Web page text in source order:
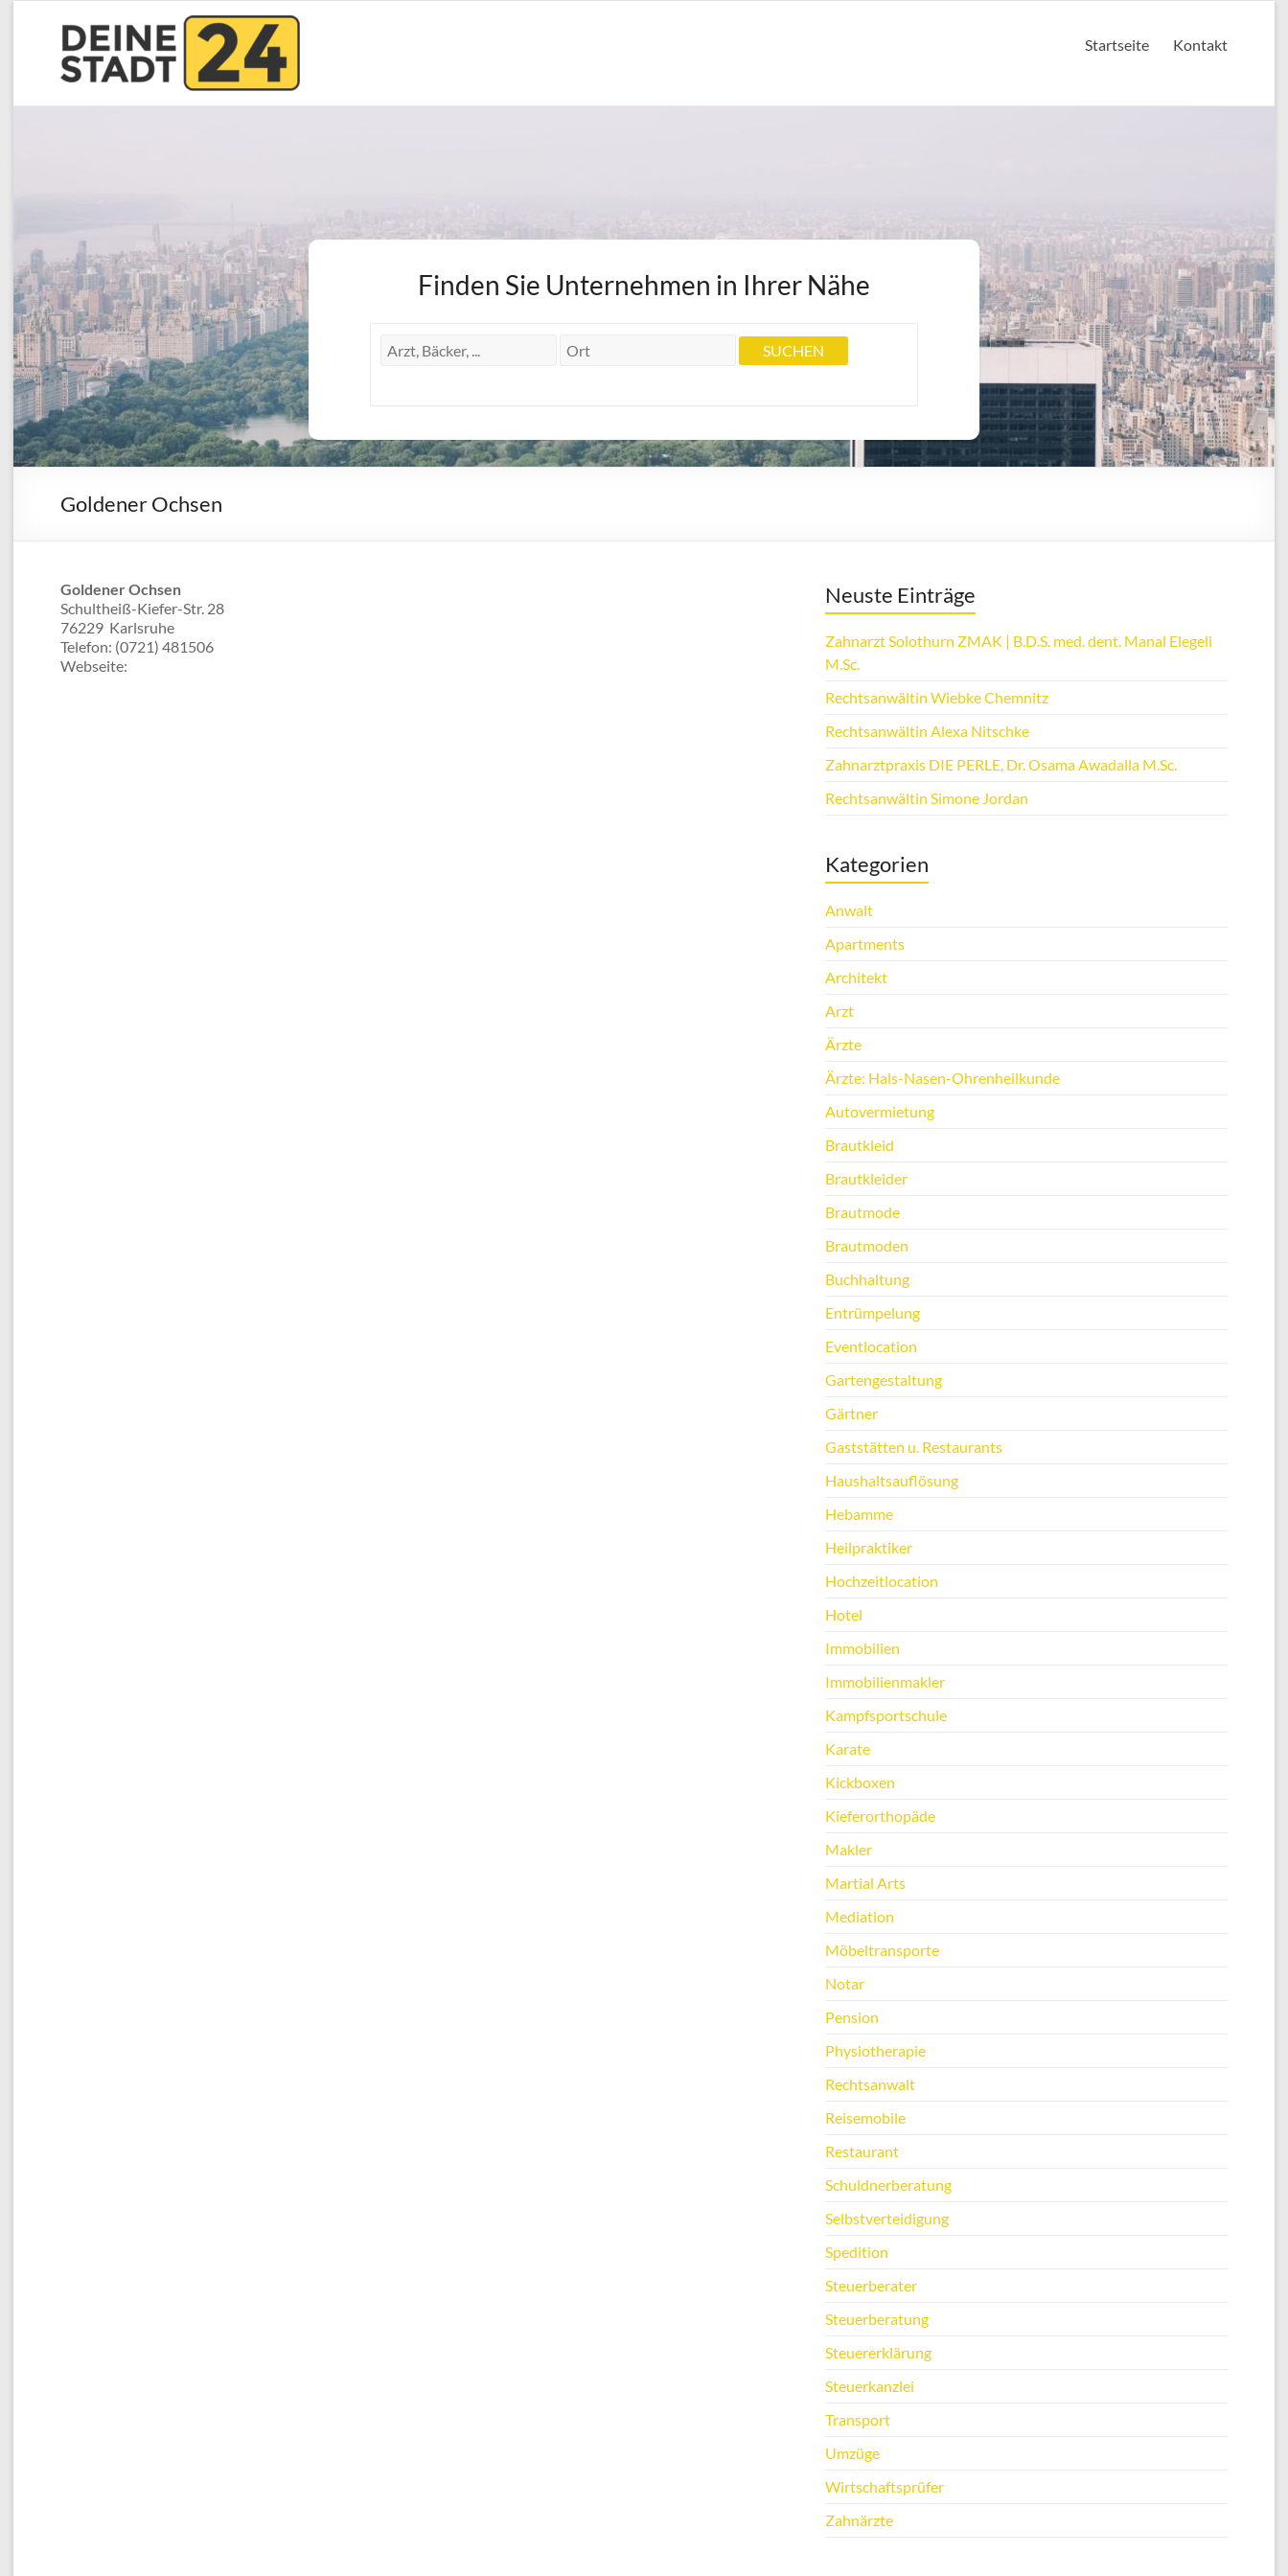
Startseite Kontakt
Goldener Ochsen
Finden Sie Unternehmen in Ihrer Nähe
Goldener Ochsen
Schultheiß-Kiefer-Str. 28
76229 Karlsruhe
Telefon: (0721) 481506
Webseite:
Neuste Einträge
Zahnarzt Solothurn ZMAK | B.D.S. med. dent. Manal Elegeli
M.Sc.
Rechtsanwältin Wiebke Chemnitz
Rechtsanwältin Alexa Nitschke
Zahnarztpraxis DIE PERLE, Dr. Osama Awadalla M.Sc.
Rechtsanwältin Simone Jordan
Kategorien
Anwalt
Apartments
Architekt
Arzt
Ärzte
Ärzte: Hals-Nasen-Ohrenheilkunde
Autovermietung
Brautkleid
Brautkleider
Brautmode
Brautmoden
Buchhaltung
Entrümpelung
Eventlocation
Gartengestaltung
Gärtner
Gaststätten u. Restaurants
Haushaltsauflösung
Hebamme
Heilpraktiker
Hochzeitlocation
Hotel
Immobilien
Immobilienmakler
Kampfsportschule
Karate
Kickboxen
Kieferorthopäde
Makler
Martial Arts
Mediation
Möbeltransporte
Notar
Pension
Physiotherapie
Rechtsanwalt
Reisemobile
Restaurant
Schuldnerberatung
Selbstverteidigung
Spedition
Steuerberater
Steuerberatung
Steuererklärung
Steuerkanzlei
Transport
Umzüge
Wirtschaftsprüfer
Zahnärzte